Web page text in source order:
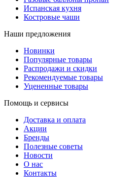
Испанская кухня
Костровые чаши
Наши предложения
Новинки
Популярные товары
Распродажи и скидки
Рекомендуемые товары
Уцененные товары
Помощь и сервисы
Доставка и оплата
Акции
Бренды
Полезные советы
Новости
О нас
Контакты